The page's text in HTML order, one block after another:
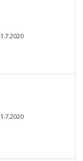
1.7.2020
1.7.2020